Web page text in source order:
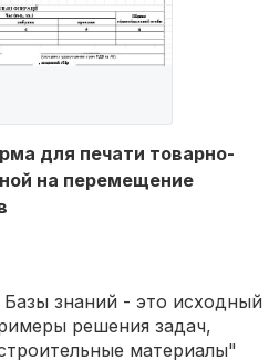
для печати товарно-
на перемещение
знаний - это исходный
решения задач,
материалы"